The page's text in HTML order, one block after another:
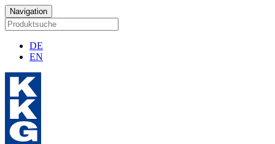
Navigation
DE
EN